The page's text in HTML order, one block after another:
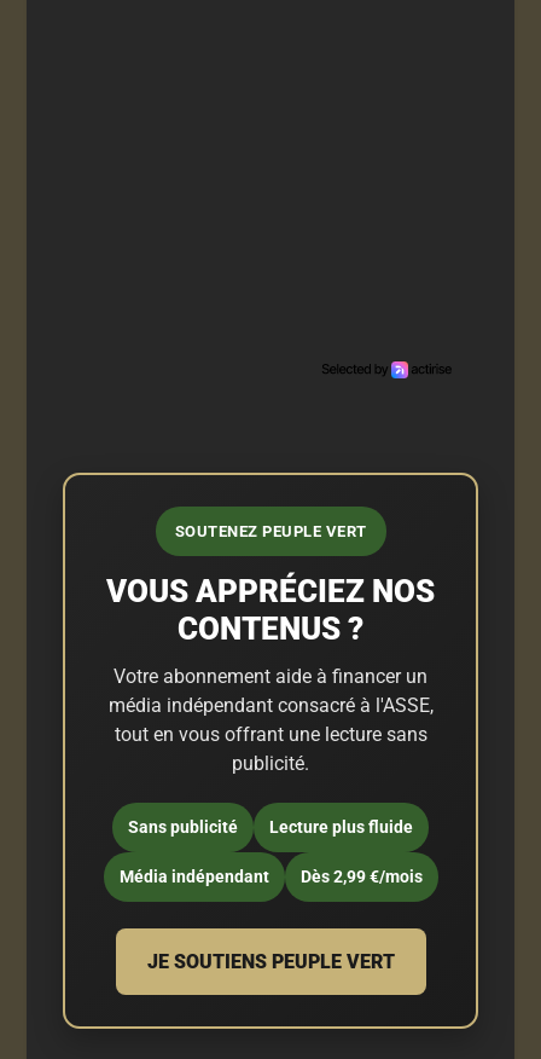
SOUTENEZ PEUPLE VERT
VOUS APPRÉCIEZ NOS
CONTENUS ?
Votre abonnement aide à financer un
média indépendant consacré à l'ASSE,
tout en vous offrant une lecture sans
publicité.
Sans publicité Lecture plus fluide
Média indépendant Dès 2,99 €/mois
JE SOUTIENS PEUPLE VERT